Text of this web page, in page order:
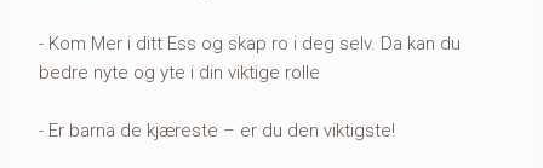
- Kom Mer i ditt Ess og skap ro i deg selv. Da kan du
bedre nyte og yte i din viktige rolle
- Er barna de kjæreste – er du den viktigste!